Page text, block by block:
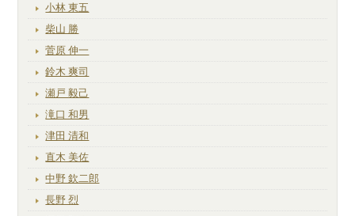
小林 東五
柴山 勝
菅原 伸一
鈴木 爽司
瀬戸 毅己
滝口 和男
津田 清和
直木 美佐
中野 欽二郎
長野 烈